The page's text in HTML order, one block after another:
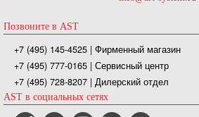
Позвоните в AST
+7 (495) 145-4525 | Фирменный магазин
+7 (495) 777-0165 | Сервисный центр
+7 (495) 728-8207 | Дилерский отдел
AST в социальных сетях